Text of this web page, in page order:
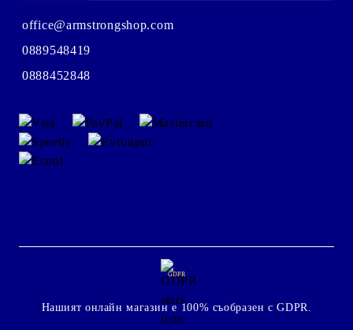
office@armstrongshop.com
0889548419
0888452848
GDPR
Нашият онлайн магазин е 100% съобразен с GDPR.